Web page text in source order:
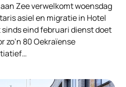
Zee verwelkomt woensdag
asiel en migratie in Hotel
sinds eind februari dienst doet
zo’n 80 Oekraïense